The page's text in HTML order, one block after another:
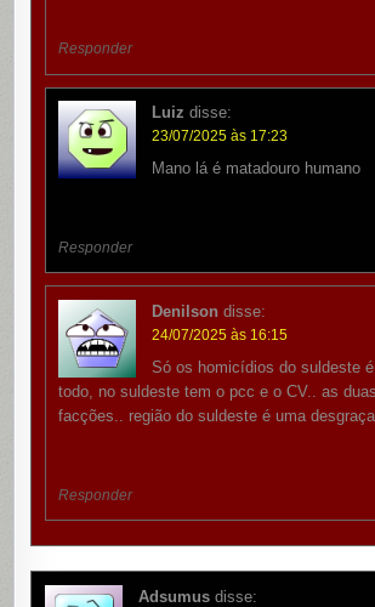
Responder
Luiz disse:
23/07/2025 às 17:23
Mano lá é matadouro humano
Responder
Denilson disse:
24/07/2025 às 16:15
Só os homicídios do suldeste
todo, no suldeste tem o pcc e o CV.. as
facções.. região do suldeste é uma desgraça
Responder
Adsumus disse: